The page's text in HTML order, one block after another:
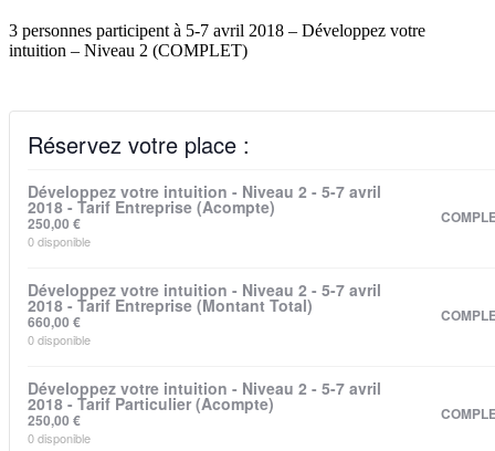
3 personnes participent à 5-7 avril 2018 – Développez votre
intuition – Niveau 2 (COMPLET)
Réservez votre place :
Développez votre intuition - Niveau 2 - 5-7 avril
2018 - Tarif Entreprise (Acompte)
250,00 €
0disponible
Développez votre intuition - Niveau 2 - 5-7 avril
2018 - Tarif Entreprise (Montant Total)
660,00 €
0disponible
Développez votre intuition - Niveau 2 - 5-7 avril
2018 - Tarif Particulier (Acompte)
250,00 €
0disponible